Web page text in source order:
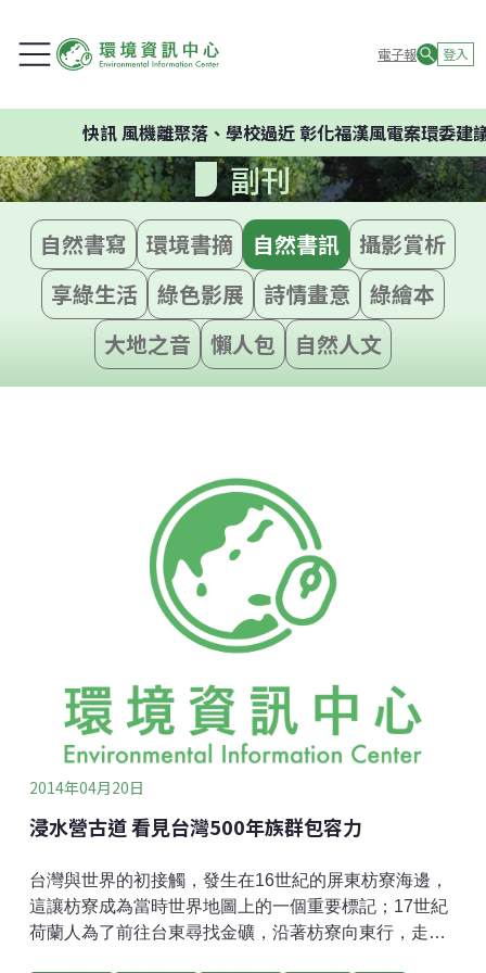
電子報 登入
快訊風機離聚落、學校過近 彰化福漢風電案環委建議不
副刊
自然書寫 環境書摘 自然書訊
攝影賞析
享綠生活
綠色影展 詩情畫意
綠繪本
大地之音
懶人包 自然人文
2014年04月20日
浸水營古道 看見台灣500年族群包容力
台灣與世界的初接觸，發生在16世紀的屏東枋寮海邊，
這讓枋寮成為當時世界地圖上的一個重要標記；17世紀
荷蘭人為了前往台東尋找金礦，沿著枋寮向東行，走出